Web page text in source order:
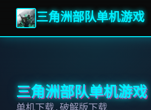
三角洲部队单机游戏
三角洲部队单机游戏